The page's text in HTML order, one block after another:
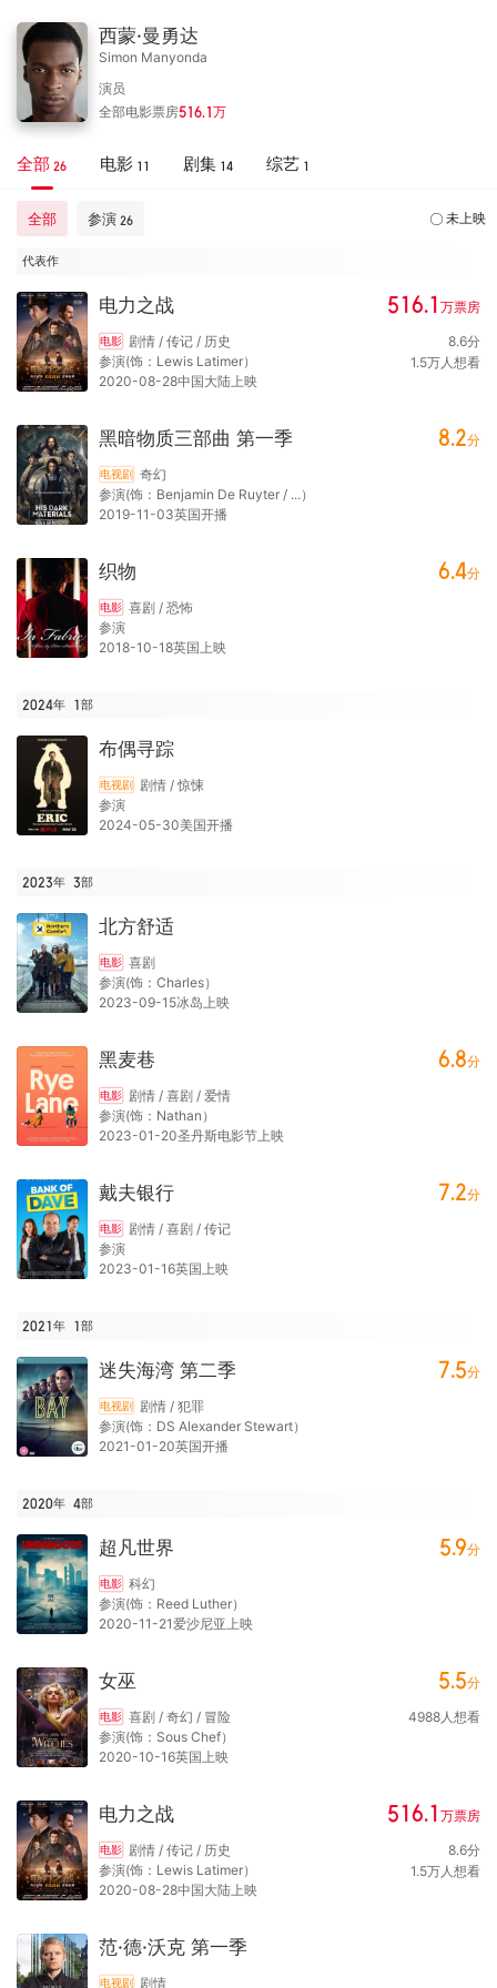
西蒙·曼勇达
Simon Manyonda
演员
全部电影票房516.1 万
全部 26 电影 11 剧集 14 综艺 1
全部 参演 26 未上映
代表作
电力之战
电影 剧情 / 传记 / 历史
参演(饰：Lewis Latimer）
2020-08-28中国大陆上映
516.1 万票房
8.6分
1.5万人想看
黑暗物质三部曲 第一季
电视剧 奇幻
参演(饰：Benjamin De Ruyter / ...）
2019-11-03英国开播
8.2分
织物
电影 喜剧 / 恐怖
参演
2018-10-18英国上映
6.4分
2024年 1部
布偶寻踪
电视剧 剧情 / 惊悚
参演
2024-05-30美国开播
2023年 3部
北方舒适
电影 喜剧
参演(饰：Charles）
2023-09-15冰岛上映
黑麦巷
电影 剧情 / 喜剧 / 爱情
参演(饰：Nathan）
2023-01-20圣丹斯电影节上映
6.8分
戴夫银行
电影 剧情 / 喜剧 / 传记
参演
2023-01-16英国上映
7.2分
2021年 1部
迷失海湾 第二季
电视剧 剧情 / 犯罪
参演(饰：DS Alexander Stewart）
2021-01-20英国开播
7.5分
2020年 4部
超凡世界
电影 科幻
参演(饰：Reed Luther）
2020-11-21爱沙尼亚上映
5.9分
女巫
电影 喜剧 / 奇幻 / 冒险
参演(饰：Sous Chef）
2020-10-16英国上映
5.5分
4988人想看
电力之战
电影 剧情 / 传记 / 历史
参演(饰：Lewis Latimer）
2020-08-28中国大陆上映
516.1 万票房
8.6分
1.5万人想看
范·德·沃克 第一季
电视剧 剧情